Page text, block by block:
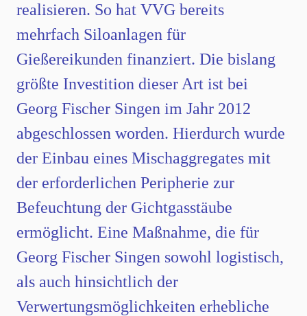
realisieren. So hat VVG bereits
mehrfach Siloanlagen für
Gießereikunden finanziert. Die bislang
größte Investition dieser Art ist bei
Georg Fischer Singen im Jahr 2012
abgeschlossen worden. Hierdurch wurde
der Einbau eines Mischaggregates mit
der erforderlichen Peripherie zur
Befeuchtung der Gichtgasstäube
ermöglicht. Eine Maßnahme, die für
Georg Fischer Singen sowohl logistisch,
als auch hinsichtlich der
Verwertungsmöglichkeiten erhebliche